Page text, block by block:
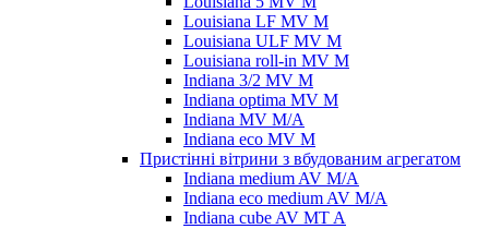
Louisiana LF MV M
Louisiana ULF MV M
Louisiana roll-in MV M
Indiana 3/2 MV M
Indiana optima MV M
Indiana MV M/A
Indiana eco MV M
Пристінні вітрини з вбудованим агрегатом
Indiana medium AV M/A
Indiana eco medium AV M/A
Indiana cube AV MT A